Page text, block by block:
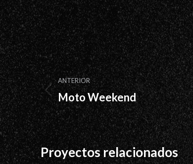
Navegación
entre
proyectos
ANTERIOR
Proyecto
anterior
Moto Weekend
Proyectos relacionados